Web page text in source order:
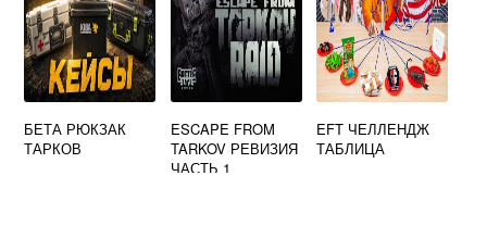
БЕТА РЮКЗАК
ТАРКОВ
ESCAPE FROM
TARKOV РЕВИЗИЯ
ЧАСТЬ 1
EFT ЧЕЛЛЕНДЖ
ТАБЛИЦА